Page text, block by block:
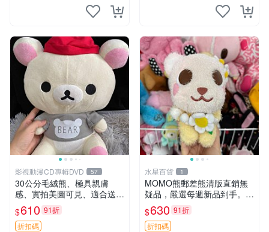
影視動漫CD專輯DVD 57
30公分毛絨熊、極具親膚
感、實拍美圖可見、適合送禮
收藏 毛絨熊 送禮 熊抱
$610 91折
折扣碼
水星百貨 1
MOMO熊郵差熊清版直銷無
疑品，嚴選每週新品到手。紅
薯啵啵鮮果間 郵差熊 清版 紅
薯啵啵間
$630 91折
折扣碼